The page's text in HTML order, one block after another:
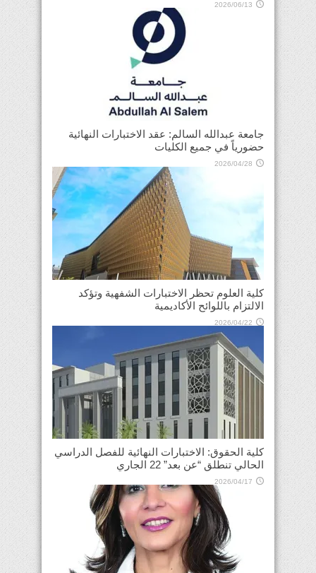
2026/06/13
جامعة عبدالله السالم: عقد الاختبارات النهائية
حضورياً في جميع الكليات
2026/04/28
كلية العلوم تحظر الاختبارات الشفهية وتؤكد
الالتزام باللوائح الأكاديمية
2026/04/22
كلية الحقوق: الاختبارات النهائية للفصل الدراسي
الحالي تنطلق “عن بعد” 22 الجاري
2026/04/17